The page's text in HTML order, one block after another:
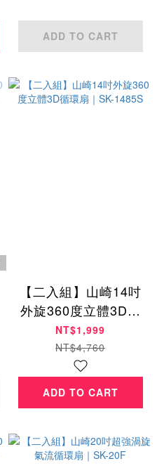
ADD TO CART
【二入組】山崎14吋
外旋360度立體3D循
環扇｜SK-1485S
NT$1,999
NT$4,760
ADD TO CART